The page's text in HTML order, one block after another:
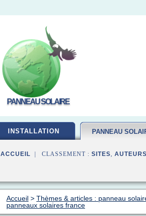
PANNEAU SOLAIRE
INSTALLATION PANNEAU
ACCUEIL | CLASSEMENT : SITES,
Accueil > Thèmes & articles : panneau
panneaux solaires france